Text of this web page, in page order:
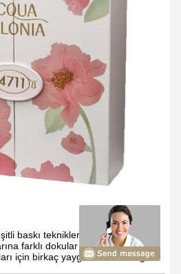
baskı teknikleri vardır ve farklı
farklı dokular ve estetikler
için birkaç yaygın baskı tekniği